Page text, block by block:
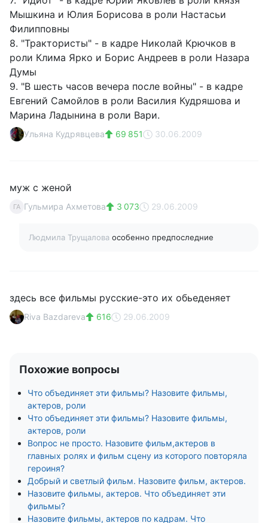
Мышкина и Юлия Борисова в роли Настасьи
Филипповны
8. "Трактористы" - в кадре Николай Крючков в
роли Клима Ярко и Борис Андреев в роли Назара
Думы
9. "В шесть часов вечера после войны" - в кадре
Евгений Самойлов в роли Василия Кудряшова и
Марина Ладынина в роли Вари.
Ульяна Кудрявцева 69 851 30.06.2009
муж с женой
ГА Гульмира Ахметова 3 073 29.06.2009
Людмила Трущалова особенно предпоследние
здесь все фильмы русские-это их обьеденяет
Riva Bazdareva 616 29.06.2009
Похожие вопросы
Что объединяет эти фильмы? Назовите фильмы,
актеров, роли
Что объединяет эти фильмы? Назовите фильмы,
актеров, роли
Вопрос не просто. Назовите фильм,актеров в
главных ролях и фильм сцену из которого повторяла
героиня?
Добрый и светлый фильм. Назовите фильм, актеров.
Назовите фильмы, актеров. Что объединяет эти
фильмы?
Назовите фильмы, актеров по кадрам. Что